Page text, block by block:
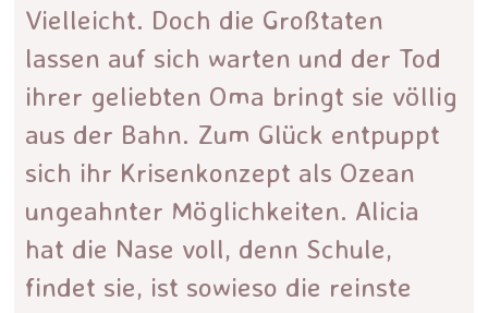
Vielleicht. Doch die Großtaten
lassen auf sich warten und der Tod
ihrer geliebten Oma bringt sie völlig
aus der Bahn. Zum Glück entpuppt
sich ihr Krisenkonzept als Ozean
ungeahnter Möglichkeiten. Alicia
hat die Nase voll, denn Schule,
findet sie, ist sowieso die reinste